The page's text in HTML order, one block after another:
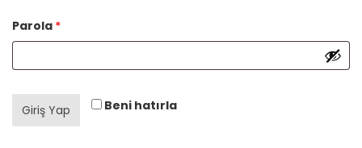
Parola *Gerekli
Beni hatırla
Giriş Yap